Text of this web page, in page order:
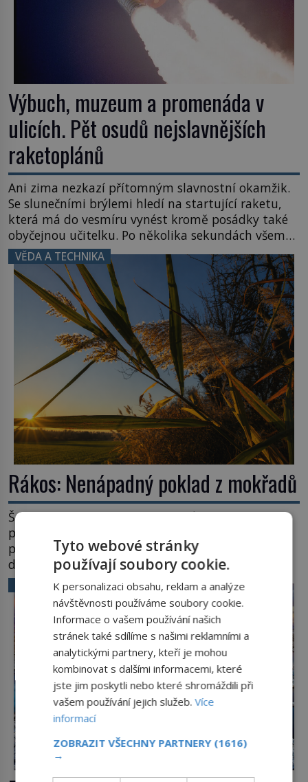
Výbuch, muzeum a promenáda v
ulicích. Pět osudů nejslavnějších
raketoplánů
Ani zima nezkazí přítomným slavnostní okamžik.
Se slunečními brýlemi hledí na startující raketu,
která má do vesmíru vynést kromě posádky také
obyčejnou učitelku. Po několika sekundách všem
ztuhnou úsměvy, stroj totiž exploduje. Jejich
konstrukce není z levného kraje, daňové
poplatníky stojí miliardy dolarů. Na druhou stranu
zvládnou jen představitelné věci. Na malé kousky
Název: Columbia První […]
VĚDA A TECHNIKA
Rákos: Nenápadný poklad z mokřadů
Šumí ve větru na březích rybníků, ukrývá vodní
ptáky a mnozí kolem něj procházejí bez
povšimnutí. Přesto právě rákos pomáhal stavět
domy, vyrábět lodě, zapisovat první texty a
inspiroval řadu pověstí. Tato skromná, ale
užitečná rostlina provází člověka už tisíce let.
Většina lidí vnímá rákos jen jako obyčejnou kulisu
letního koupání. Stačí se však podívat […]
VĚDA A TECHNIKA
Tyto webové stránky
používají soubory cookie.
K personalizaci obsahu, reklam a analýze
návštěvnosti používáme soubory cookie.
Informace o vašem používání našich
stránek také sdílíme s našimi reklamními a
analytickými partnery, kteří je mohou
kombinovat s dalšími informacemi, které
jste jim poskytli nebo které shromáždili při
vašem používání jejich služeb.Více
informací
ZOBRAZIT VŠECHNY PARTNERY (1616)
→